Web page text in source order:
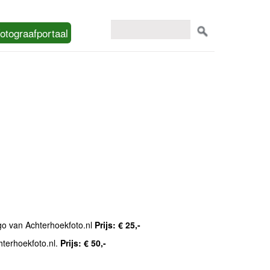
van Achterhoekfoto.nl Prijs: € 25,-
Prijs: € 50,-